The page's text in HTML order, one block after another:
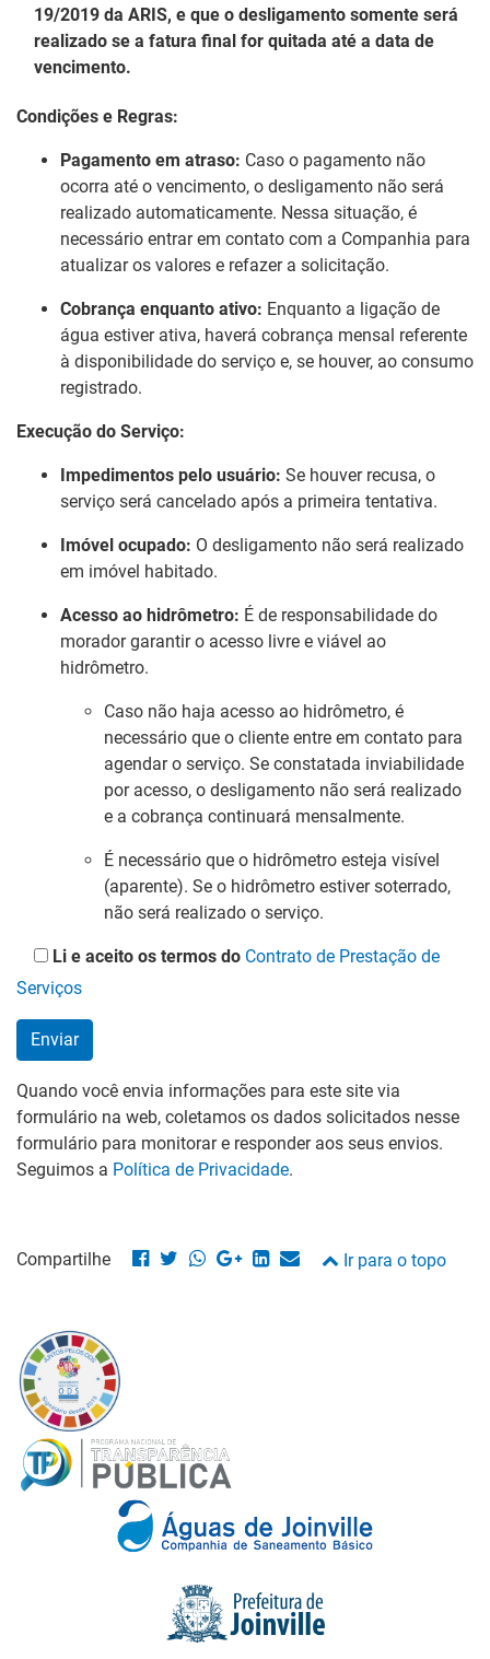
19/2019 da ARIS, e que o desligamento somente será
realizado se a fatura final for quitada até a data de
vencimento.
Condições e Regras:
Pagamento em atraso: Caso o pagamento não
ocorra até o vencimento, o desligamento não será
realizado automaticamente. Nessa situação, é
necessário entrar em contato com a Companhia para
atualizar os valores e refazer a solicitação.
Cobrança enquanto ativo: Enquanto a ligação de
água estiver ativa, haverá cobrança mensal referente
à disponibilidade do serviço e, se houver, ao consumo
registrado.
Execução do Serviço:
Impedimentos pelo usuário: Se houver recusa, o
serviço será cancelado após a primeira tentativa.
Imóvel ocupado: O desligamento não será realizado
em imóvel habitado.
Acesso ao hidrômetro: É de responsabilidade do
morador garantir o acesso livre e viável ao
hidrômetro.
Caso não haja acesso ao hidrômetro, é
necessário que o cliente entre em contato para
agendar o serviço. Se constatada inviabilidade
por acesso, o desligamento não será realizado
e a cobrança continuará mensalmente.
É necessário que o hidrômetro esteja visível
(aparente). Se o hidrômetro estiver soterrado,
não será realizado o serviço.
Li e aceito os termos do Contrato de Prestação de
Serviços
Quando você envia informações para este site via
formulário na web, coletamos os dados solicitados nesse
formulário para monitorar e responder aos seus envios.
Seguimos a Política de Privacidade.
Compartilhe Ir para o topo